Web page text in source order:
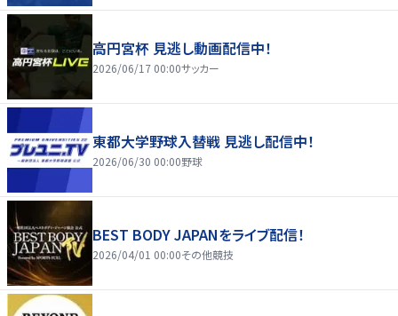
高円宮杯 見逃し動画配信中！
2026/06/17 00:00サッカー
東都大学野球入替戦 見逃し配信中！
2026/06/30 00:00野球
BEST BODY JAPANをライブ配信！
2026/04/01 00:00その他競技